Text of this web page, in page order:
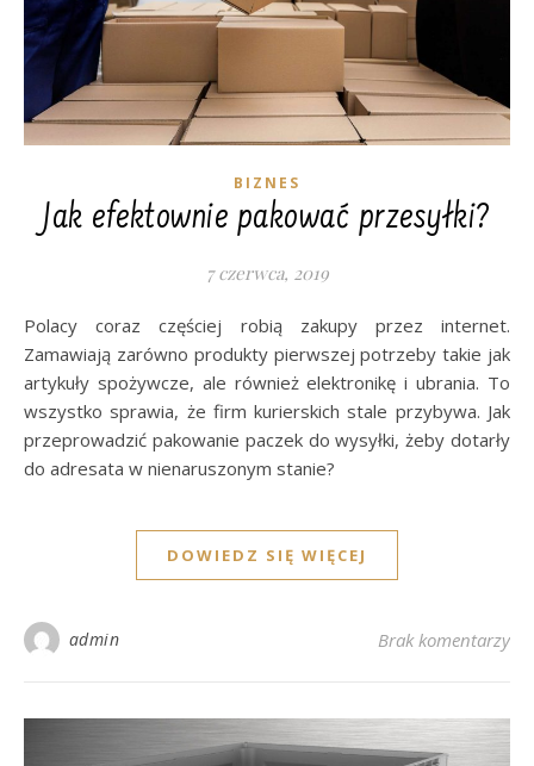
BIZNES
Jak efektownie pakować przesyłki?
7 czerwca, 2019
Polacy coraz częściej robią zakupy przez internet.
Zamawiają zarówno produkty pierwszej potrzeby takie jak
artykuły spożywcze, ale również elektronikę i ubrania. To
wszystko sprawia, że firm kurierskich stale przybywa. Jak
przeprowadzić pakowanie paczek do wysyłki, żeby dotarły
do adresata w nienaruszonym stanie?
DOWIEDZ SIĘ WIĘCEJ
admin Brak komentarzy